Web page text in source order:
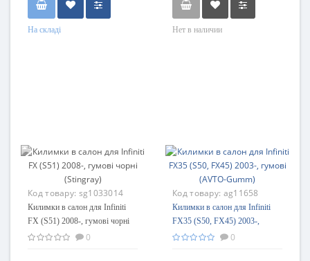
На складі Нет в наличии
Код товару: sg1033014
Килимки в салон для Infiniti
FX (S51) 2008-, гумові чорні
(Stingray)
0
Код товару: ag11658
Килимки в салон для Infiniti
FX35 (S50, FX45) 2003-,
гумові (AVTO-Gumm)
0